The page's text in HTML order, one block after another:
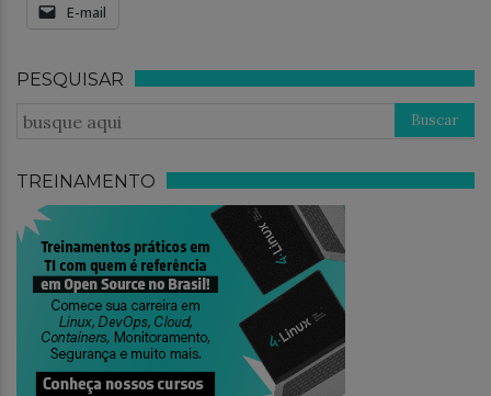
E-mail
PESQUISAR
TREINAMENTO